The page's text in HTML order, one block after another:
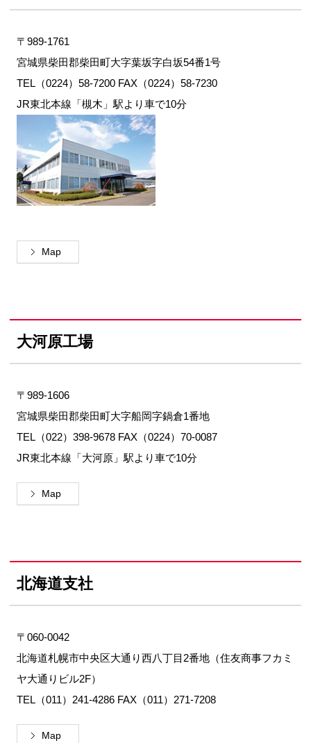
〒989-1761
宮城県柴田郡柴田町大字葉坂字白坂54番1号
TEL（0224）58-7200 FAX（0224）58-7230
JR東北本線「槻木」駅より車で10分
Map
大河原工場
〒989-1606
宮城県柴田郡柴田町大字船岡字鍋倉1番地
TEL（022）398-9678 FAX（0224）70-0087
JR東北本線「大河原」駅より車で10分
Map
北海道支社
〒060-0042
北海道札幌市中央区大通り西八丁目2番地（住友商事フカミ
ヤ大通りビル2F）
TEL（011）241-4286 FAX（011）271-7208
Map